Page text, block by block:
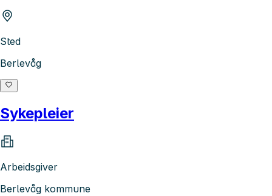
Sted
Berlevåg
Sykepleier
Arbeidsgiver
Berlevåg kommune